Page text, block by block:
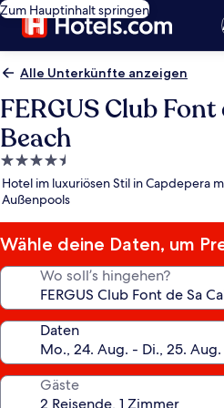
Zum Hauptinhalt springen
Alle Unterkünfte anzeigen
FERGUS Club Font
Beach
4.5-
Sterne-
Unterkunft
Hotel im luxuriösen Stil in Capdepera
Außenpools
Wähle deine Daten, um
Wo soll’s hingehen?
Daten
Gäste